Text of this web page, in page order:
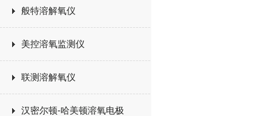
般特溶解氧仪
美控溶氧监测仪
联测溶解氧仪
汉密尔顿-哈美顿溶氧电极